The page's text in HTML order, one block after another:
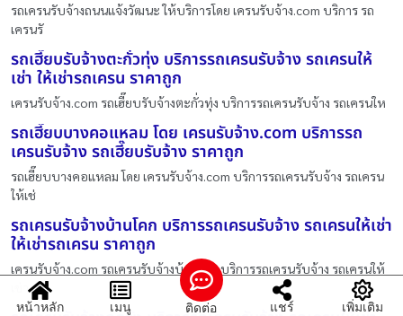
รถเครนรับจ้างถนนแจ้งวัฒนะ ให้บริการโดย เครนรับจ้าง.com บริการ รถ
เครนรั
รถเฮี๊ยบรับจ้างตะกั่วทุ่ง บริการรถเครนรับจ้าง รถเครนให้
เช่า ให้เช่ารถเครน ราคาถูก
เครนรับจ้าง.com รถเฮี๊ยบรับจ้างตะกั่วทุ่ง บริการรถเครนรับจ้าง รถเครนให
รถเฮี๊ยบบางคอแหลม โดย เครนรับจ้าง.com บริการรถ
เครนรับจ้าง รถเฮี๊ยบรับจ้าง ราคาถูก
รถเฮี๊ยบบางคอแหลม โดย เครนรับจ้าง.com บริการรถเครนรับจ้าง รถเครน
ให้เช่
รถเครนรับจ้างบ้านโคก บริการรถเครนรับจ้าง รถเครนให้เช่า
ให้เช่ารถเครน ราคาถูก
เครนรับจ้าง.com รถเครนรับจ้างบ้านโคก บริการรถเครนรับจ้าง รถเครนให้
เช่า
หน้าหลัก เมนู ติดต่อ แชร์ เพิ่มเติม